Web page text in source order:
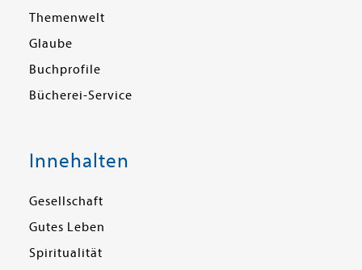
Themenwelt
Glaube
Buchprofile
Bücherei-Service
Innehalten
Gesellschaft
Gutes Leben
Spiritualität